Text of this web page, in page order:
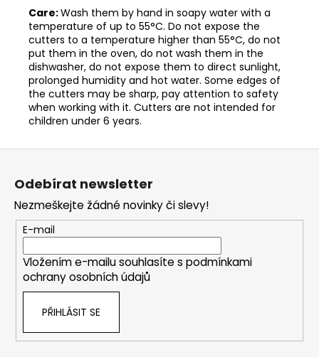
Care:Wash them by hand in soapy water with a
temperature of up to 55°C. Do not expose the
cutters to a temperature higher than 55°C, do not
put them in the oven, do not wash them in the
dishwasher, do not expose them to direct sunlight,
prolonged humidity and hot water. Some edges of
the cutters may be sharp, pay attention to safety
when working with it. Cutters are not intended for
children under 6 years.
Z
Odebírat newsletter
Nezmeškejte žádné novinky či slevy!
E-mail
Vložením e-mailu souhlasíte s podmínkami
ochrany osobních údajů
PŘIHLÁSIT SE